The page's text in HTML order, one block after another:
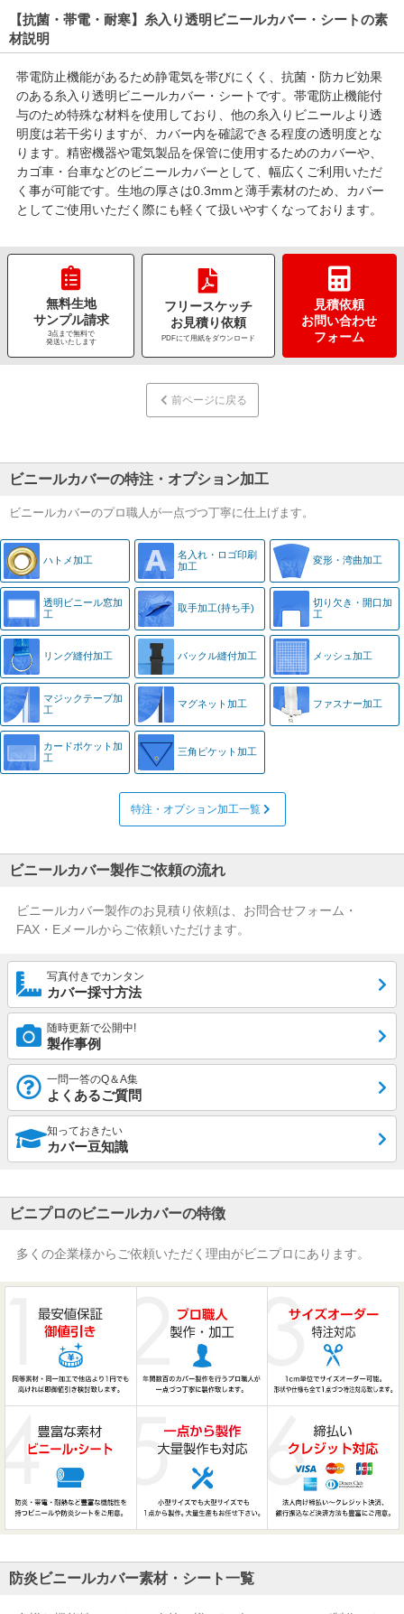
【抗菌・帯電・耐寒】糸入り透明ビニールカバー・シートの素
材説明
帯電防止機能があるため静電気を帯びにくく、抗菌・防カビ効果
のある糸入り透明ビニールカバー・シートです。帯電防止機能付
与のため特殊な材料を使用しており、他の糸入りビニールより透
明度は若干劣りますが、カバー内を確認できる程度の透明度とな
ります。精密機器や電気製品を保管に使用するためのカバーや、
カゴ車・台車などのビニールカバーとして、幅広くご利用いただ
く事が可能です。生地の厚さは0.3mmと薄手素材のため、カバー
としてご使用いただく際にも軽くて扱いやすくなっております。
無料生地
サンプル請求
3点まで無料で
発送いたします
フリースケッチ
お見積り依頼
PDFにて用紙をダウンロード
見積依頼
お問い合わせ
フォーム
前ページに戻る
ビニールカバーの特注・オプション加工
ビニールカバーのプロ職人が一点づつ丁寧に仕上げます。
ハトメ加工
名入れ・ ロゴ印刷
加工
変形・湾曲加工
透明ビニール窓加
工
取手加工(持ち手)
切り欠き・ 開口加
工
リング縫付加工 バックル縫付加工 メッシュ加工
マジックテープ加
工
マグネット加工 ファスナー加工
カードポケット加
工
三角ピケット加工
特注・オプション加工一覧
ビニールカバー製作ご依頼の流れ
ビニールカバー製作のお見積り依頼は、お問合せフォーム・
FAX・Eメールからご依頼いただけます。
写真付きでカンタン
カバー採寸方法
随時更新で公開中!
製作事例
一問一答のQ＆A集
よくあるご質問
知っておきたい
カバー豆知識
ビニプロのビニールカバーの特徴
多くの企業様からご依頼いただく理由がビニプロにあります。
防炎ビニールカバー素材・シート一覧